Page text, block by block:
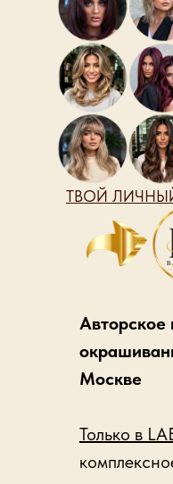
ТВОЙ
Москве
Только в